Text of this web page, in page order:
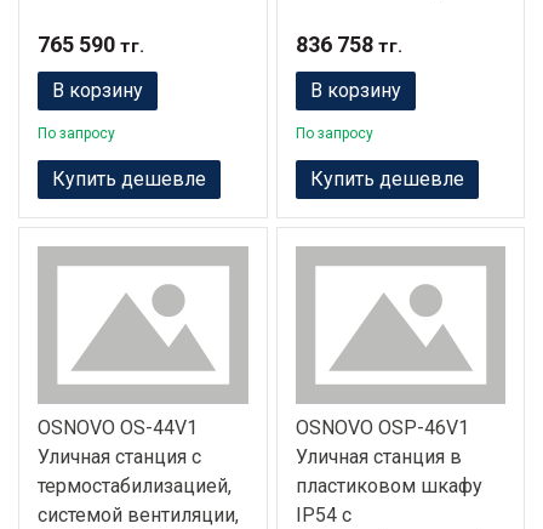
765 590 тг.
В корзину
По запросу
Купить дешевле
836 758тг.
В корзину
По запросу
Купить дешевле
OSNOVO OS-44V1
Уличная станция с
термостабилизацией,
системой вентиляции,
OSNOVO OSP-46V1
Уличная станция в
пластиковом шкафу
IP54 с